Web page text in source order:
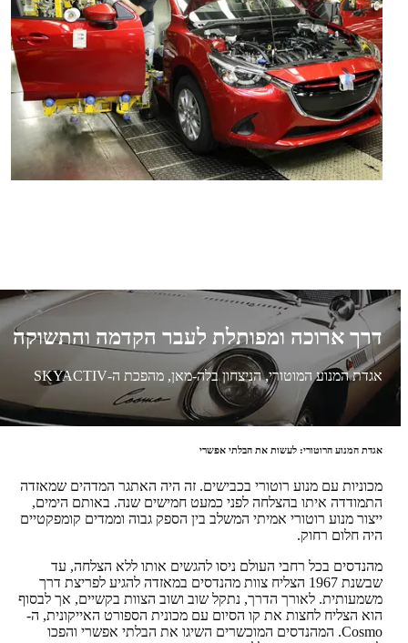
דרך ארוכה ומפותלת לעבר הקדמה והתשוקה
אגדת המנוע המוטורי, הניצחון בלה-מאן, מהפכת ה-SKYACTIV
אגדת המנוע הרוטורי: לעשות את הבלתי אפשרי
מכוניות עם מנוע רוטורי בכבישים. זה היה האתגר המדהים שמאזדה
התמודדה איתו בהצלחה לפני כמעט חמישים שנה. באותם הימים,
ייצור מנוע רוטורי אמיתי המשלב בין הספק גבוה וממדים קומפקטיים
היה חלום רחוק.
מהנדסים בכל רחבי העולם ניסו להגשים אותו ללא הצלחה, עד
שבשנת 1967 הצליח צוות מהנדסים במאזדה להגיע לפריצת דרך
משמעותית. לאורך הדרך, נתקל שוב ושוב הצוות בקשיים, אך לבסוף
הוא הצליח לחצות את קו הסיום עם מכונית הספורט האייקונית, ה-
Cosmo. המהנדסים המוכשרים השיגו את הבלתי אפשרי והפכו